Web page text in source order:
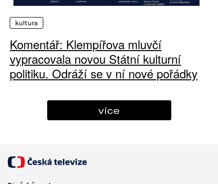
kultura
Komentář: Klempířova mluvčí
vypracovala novou Státní kulturní
politiku. Odráží se v ní nové pořádky
více